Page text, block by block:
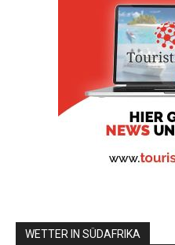
WETTER IN SÜDAFRIKA